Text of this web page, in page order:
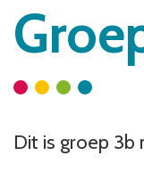
Dit is groep 3b